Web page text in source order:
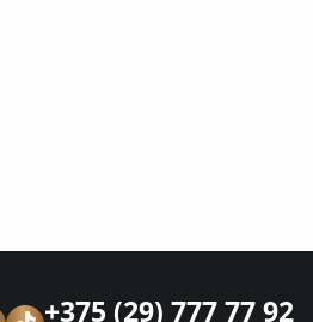
+375 (29) 777 77 92